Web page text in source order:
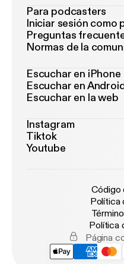
Para podcasters
Iniciar sesión como
Preguntas
Normas de la
Escuchar en iPhone
Escuchar en
Escuchar en la web
Instagram
Tiktok
Youtube
Código
Política
Política
Página